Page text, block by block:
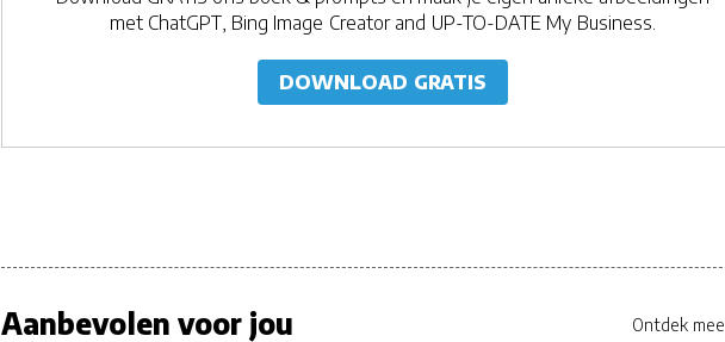
met ChatGPT, Bing Image Creator and UP-TO-DATE My Business.
DOWNLOAD GRATIS
Aanbevolen voor jou Ontdek